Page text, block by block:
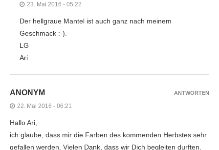
23. Mai 2016 - 05:22
Der hellgraue Mantel ist auch ganz nach meinem
Geschmack :-).
LG
Ari
ANONYM
22. Mai 2016 - 06:21
Hallo Ari,
ich glaube, dass mir die Farben des kommenden Herbstes sehr
gefallen werden. Vielen Dank, dass wir Dich begleiten durften.
ANTWORTEN